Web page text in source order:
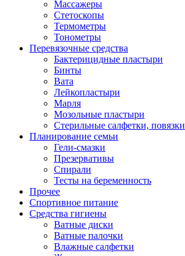
Массажеры
Стетоскопы
Термометры
Тонометры
Перевязочные средства
Бактерицидные пластыри
Бинты
Вата
Лейкопластыри
Марля
Мозольные пластыри
Стерильные салфетки, повязки
Планирование семьи
Гели-смазки
Презервативы
Спирали
Тесты на беременность
Прочее
Спортивное питание
Средства гигиены
Ватные диски
Ватные палочки
Влажные салфетки